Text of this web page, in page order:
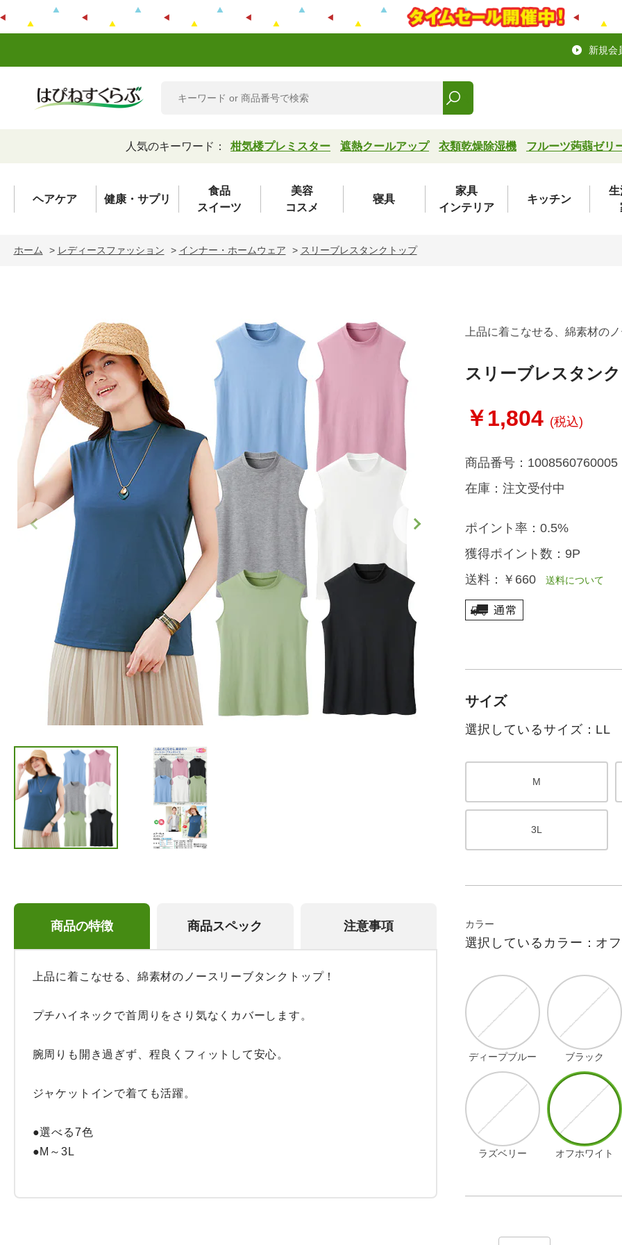
新規会
人気のキーワード： 柑気楼プレミスター 遮熱クールアップ 衣類乾燥除湿機 フルーツ蒟蒻ゼリ
ヘアケア 健康・サプリ
食品
スイーツ
美容
コスメ
寝具
家具
インテリア
キッチン
生
ホーム > レディースファッション > インナー・ホームウェア > スリーブレスタンクトップ
商品の特徴 商品スペック 注意事項
上品に着こなせる、綿素材のノースリーブタンクトップ！
プチハイネックで首周りをさり気なくカバーします。
腕周りも開き過ぎず、程良くフィットして安心。
ジャケットインで着ても活躍。
●選べる7色
●M～3L
上品に着こなせる、綿素材の
スリーブレスタン
￥1,804 (税込)
商品番号： 1008560760005
在庫： 注文受付中
ポイント率： 0.5%
獲得ポイント数： 9P
送料： ￥660送料について
サイズ
選択しているサイズ：LL
M
3L
カラー
選択しているカラー：オ
ディープブルー ブラック
ラズベリー オフホワイト